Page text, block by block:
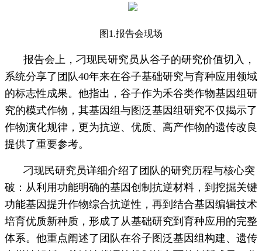
图1.报告会现场
报告会上，刁现民研究员从谷子的研究价值切入，
系统分享了团队40年来在谷子基础研究与育种应用领域
的标志性成果。他指出，谷子作为禾谷类作物基因组研
究的模式作物，其基因组与图泛基因组研究不仅揭示了
作物演化规律，更为抗逆、优质、高产作物的遗传改良
提供了重要参考。
刁现民研究员详细介绍了团队的研究历程与核心突
破：从利用功能明确的基因创制抗逆材料，到挖掘关键
功能基因提升作物综合抗逆性，再到结合基因编辑技术
培育优质新种质，形成了从基础研究到育种应用的完整
体系。他重点阐述了团队在谷子图泛基因组构建、遗传